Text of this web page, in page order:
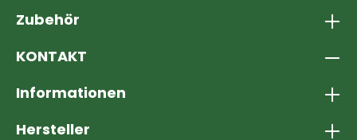
Zubehör
KONTAKT
Informationen
Hersteller